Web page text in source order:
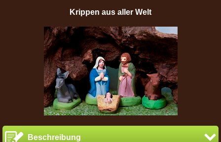
Krippen aus aller Welt
Beschreibung